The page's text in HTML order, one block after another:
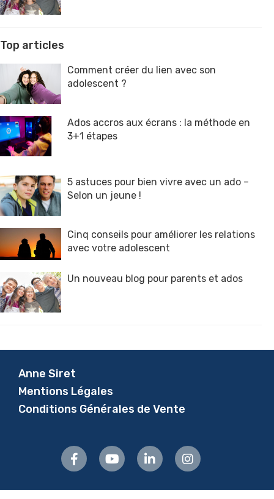
Top articles
Comment créer du lien avec son
adolescent ?
Ados accros aux écrans : la méthode en
3+1 étapes
5 astuces pour bien vivre avec un ado –
Selon un jeune !
Cinq conseils pour améliorer les relations
avec votre adolescent
Un nouveau blog pour parents et ados
Anne Siret
Mentions Légales
Conditions Générales de Vente